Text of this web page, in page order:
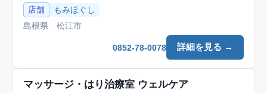
店舗
もみほぐし
島根県 松江市
詳細を見る →
0852-78-0078
マッサージ・はり治療室 ウェルケア